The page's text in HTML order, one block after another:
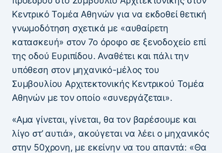
Κεντρικό Τομέα Αθηνών για να εκδοθεί θετική
γνωμοδότηση σχετικά με «αυθαίρετη
κατασκευή» στον 7ο όροφο σε ξενοδοχείο επί
της οδού Ευριπίδου. Αναθέτει και πάλι την
υπόθεση στον μηχανικό-μέλος του
Συμβουλίου Αρχιτεκτονικής Κεντρικού Τομέα
Αθηνών με τον οποίο «συνεργάζεται».
«Αμα γίνεται, γίνεται, θα τον βαρέσουμε και
λίγο στ’ αυτιά», ακούγεται να λέει ο μηχανικός
στην 50χρονη, με εκείνην να του απαντά: «Θα